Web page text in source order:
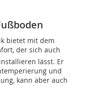
bietet mit dem
der sich auch
lässt. Er
und
kann aber auch